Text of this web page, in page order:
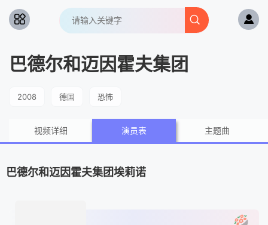
巴德尔和迈因霍夫集团
2008 德国 恐怖
视频详细 演员表 主题曲
巴德尔和迈因霍夫集团埃莉诺